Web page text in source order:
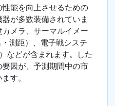
能を向上させるための
が多数装備されていま
メラ、サーマルイメー
測距）、電子戦システ
などが含まれます。した
因が、予測期間中の市
す。